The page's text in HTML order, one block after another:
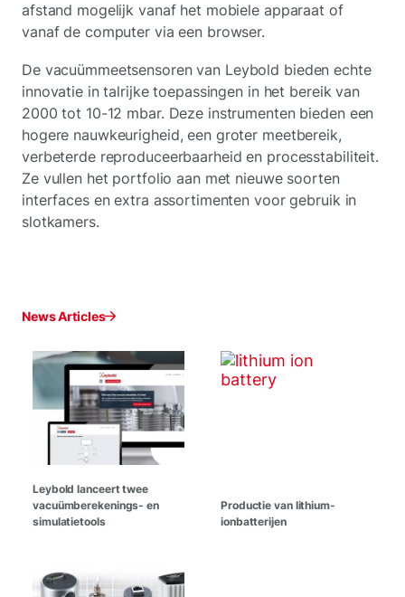
afstand mogelijk vanaf het mobiele apparaat of
vanaf de computer via een browser.
De vacuümmeetsensoren van Leybold bieden echte
innovatie in talrijke toepassingen in het bereik van
2000 tot 10-12 mbar. Deze instrumenten bieden een
hogere nauwkeurigheid, een groter meetbereik,
verbeterde reproduceerbaarheid en processtabiliteit.
Ze vullen het portfolio aan met nieuwe soorten
interfaces en extra assortimenten voor gebruik in
slotkamers.
News Articles
Leybold lanceert twee
vacuümberekenings- en
simulatietools
Productie van lithium-
ionbatterijen